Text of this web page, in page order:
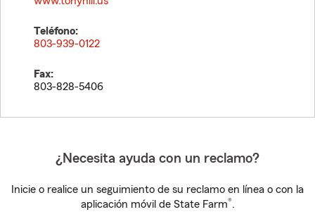
Teléfono:
803-939-0122
Fax:
803-828-5406
¿Necesita ayuda con un reclamo?
Inicie o realice un seguimiento de su reclamo en línea o con la
aplicación móvil de State Farm®.